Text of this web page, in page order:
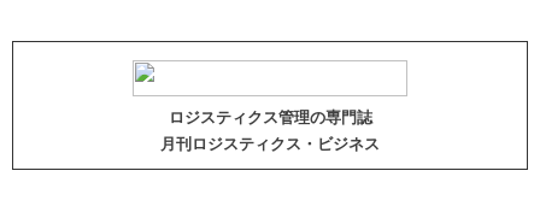
ロジスティクス管理の専門誌
月刊ロジスティクス・ビジネス